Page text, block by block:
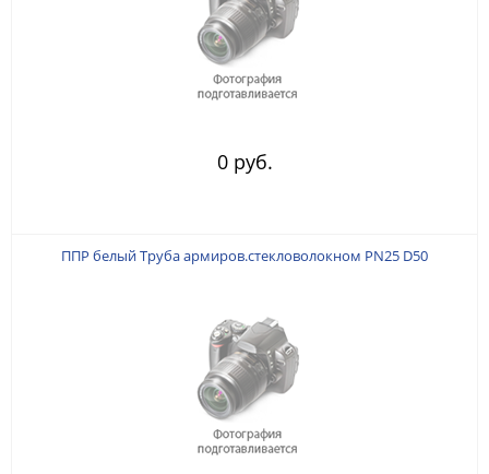
0 руб.
ППР белый Труба армиров.стекловолокном PN25 D50